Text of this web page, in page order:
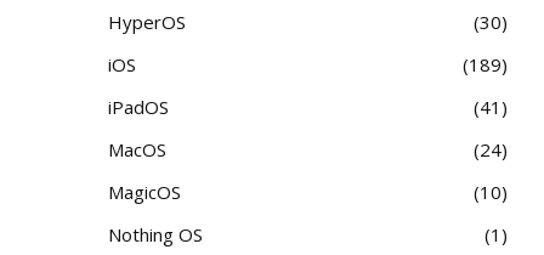
HyperOS
30
iOS
189
iPadOS
41
MacOS
24
MagicOS
10
Nothing OS
1